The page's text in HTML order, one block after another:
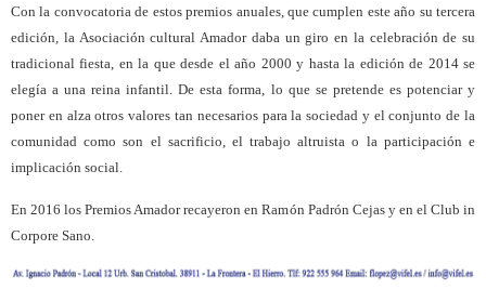
Con la convocatoria de estos premios anuales, que cumplen este año su tercera
edición, la Asociación cultural Amador daba un giro en la celebración de su
tradicional fiesta, en la que desde el año 2000 y hasta la edición de 2014 se
elegía a una reina infantil. De esta forma, lo que se pretende es potenciar y
poner en alza otros valores tan necesarios para la sociedad y el conjunto de la
comunidad como son el sacrificio, el trabajo altruista o la participación e
implicación social.
En 2016 los Premios Amador recayeron en Ramón Padrón Cejas y en el Club in
Corpore Sano.